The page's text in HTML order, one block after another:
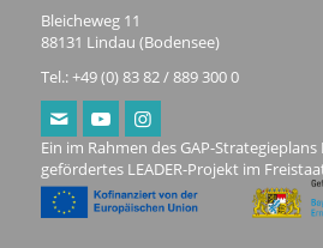
Bleicheweg 11
88131 Lindau (Bodensee)
Tel.: +49 (0) 83 82 / 889 300 0
Ein im Rahmen des GAP-
gefördertes LEADER-Projekt im